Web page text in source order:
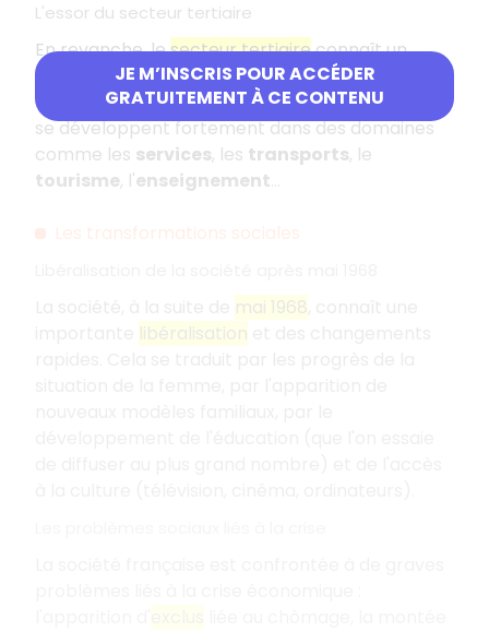
JE M’INSCRIS POUR ACCÉDER
GRATUITEMENT À CE CONTENU
L'essor du secteur tertiaire
En revanche, lesecteur tertiaireconnaît un
essor considérable ; c'est même le seul secteur
de l'économie qui crée des emplois. Les besoins
se développent fortement dans des domaines
comme les services, les transports, le
tourisme, l'enseignement…
Les transformations sociales
mai 1968
libéralisation